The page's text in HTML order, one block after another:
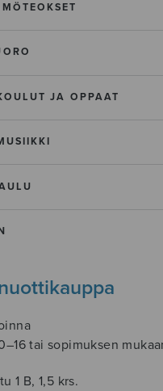
JA OPPAAT
tai sopimuksen
1 B, 1,5 krs.